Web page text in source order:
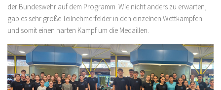
der Bundeswehr auf dem Programm. Wie nicht anders zu erwarten,
gab es sehr große Teilnehmerfelder in den einzelnen Wettkämpfen
und somit einen harten Kampf um die Medaillen.